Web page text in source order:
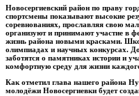
Новосергиевский район по праву
спортсмены показывают высокие
соревнованиях, прославляя свою
организуют и принимают участие в
жизнь района новыми красками.
олимпиадах и научных конкурсах.
заботятся о памятниках истории и
комфортную среду для жизни
Как отметил глава нашего района
молодёжи Новосергиевки будет